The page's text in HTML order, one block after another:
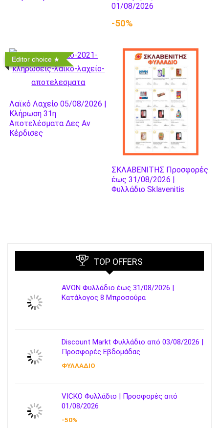
01/08/2026
-50%
Editor choice
Λαϊκό Λαχείο 05/08/2026 |
Κλήρωση 31η
Αποτελέσματα Δες Αν
Κέρδισες
ΣΚΛΑΒΕΝΙΤΗΣ Προσφορές
έως 31/08/2026 |
Φυλλάδιο Sklavenitis
TOP OFFERS
AVON Φυλλάδιο έως 31/08/2026 |
Κατάλογος 8 Μπροσούρα
Discount Markt Φυλλάδιο από 03/08/2026 |
Προσφορές Εβδομάδας
ΦΥΛΛΑΔΙΟ
VICKO Φυλλάδιο | Προσφορές από
01/08/2026
-50%